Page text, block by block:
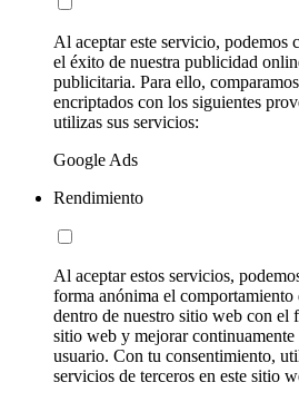
Al aceptar este servicio, podemos
el éxito de nuestra publicidad
publicitaria. Para ello,
encriptados con los siguientes
utilizas sus servicios:
Google Ads
Rendimiento
Al aceptar estos servicios,
forma anónima el
dentro de nuestro sitio web con el
sitio web y mejorar
usuario. Con tu consentimiento,
servicios de terceros en este sitio